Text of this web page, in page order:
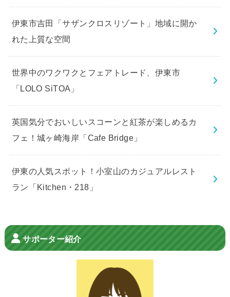
伊東市吉田「サザンクロスリゾート」地域に開か
れた上質な空間
世界中のワクワクとフェアトレード、伊東市
「LOLO SiTOA」
英国気分でおいしいスコーンと紅茶が楽しめるカ
フェ！城ヶ崎海岸「Cafe Bridge」
伊東の人気スポット！小室山のカジュアルレスト
ラン「Kitchen・218」
サポーター紹介